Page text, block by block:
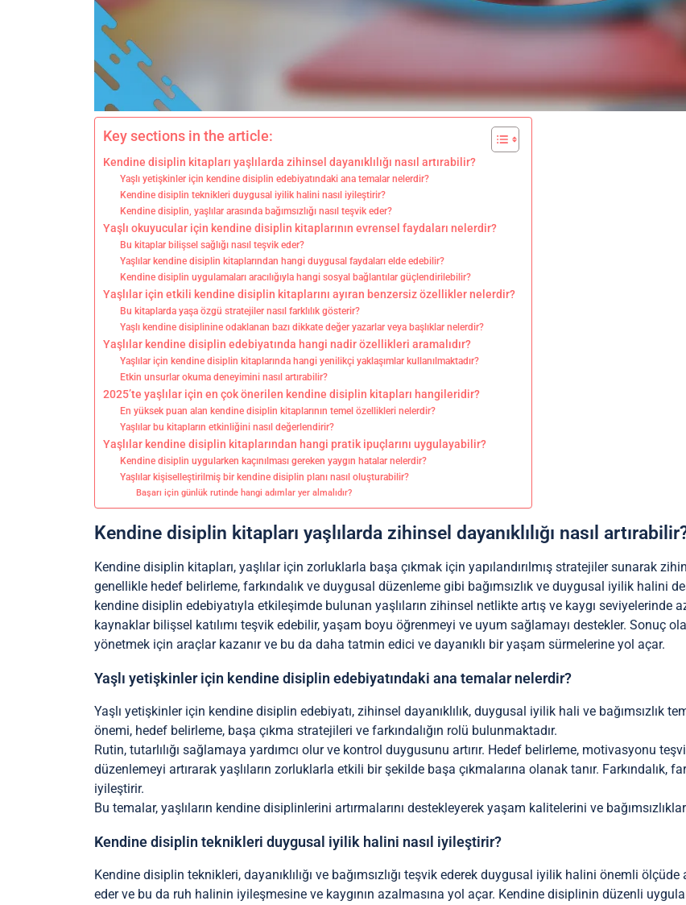
Key sections in the article:
Kendine disiplin kitapları yaşlılarda zihinsel dayanıklılığı nasıl artırabilir?
Yaşlı yetişkinler için kendine disiplin edebiyatındaki ana temalar nelerdir?
Kendine disiplin teknikleri duygusal iyilik halini nasıl iyileştirir?
Kendine disiplin, yaşlılar arasında bağımsızlığı nasıl teşvik eder?
Yaşlı okuyucular için kendine disiplin kitaplarının evrensel faydaları nelerdir?
Bu kitaplar bilişsel sağlığı nasıl teşvik eder?
Yaşlılar kendine disiplin kitaplarından hangi duygusal faydaları elde edebilir?
Kendine disiplin uygulamaları aracılığıyla hangi sosyal bağlantılar güçlendirilebilir?
Yaşlılar için etkili kendine disiplin kitaplarını ayıran benzersiz özellikler nelerdir?
Bu kitaplarda yaşa özgü stratejiler nasıl farklılık gösterir?
Yaşlı kendine disiplinine odaklanan bazı dikkate değer yazarlar veya başlıklar nelerdir?
Yaşlılar kendine disiplin edebiyatında hangi nadir özellikleri aramalıdır?
Yaşlılar için kendine disiplin kitaplarında hangi yenilikçi yaklaşımlar kullanılmaktadır?
Etkin unsurlar okuma deneyimini nasıl artırabilir?
2025’te yaşlılar için en çok önerilen kendine disiplin kitapları hangileridir?
En yüksek puan alan kendine disiplin kitaplarının temel özellikleri nelerdir?
Yaşlılar bu kitapların etkinliğini nasıl değerlendirir?
Yaşlılar kendine disiplin kitaplarından hangi pratik ipuçlarını uygulayabilir?
Kendine disiplin uygularken kaçınılması gereken yaygın hatalar nelerdir?
Yaşlılar kişiselleştirilmiş bir kendine disiplin planı nasıl oluşturabilir?
Başarı için günlük rutinde hangi adımlar yer almalıdır?
Kendine disiplin kitapları yaşlılarda zihinsel dayanıklılığı nasıl
Kendine disiplin kitapları, yaşlılar için zorluklarla başa çıkmak için yapılandırılmış stratejiler sunarak
genellikle hedef belirleme, farkındalık ve duygusal düzenleme gibi bağımsızlık ve duygusal iyilik halini
kendine disiplin edebiyatıyla etkileşimde bulunan yaşlıların zihinsel netlikte artış ve kaygı seviyelerinde
kaynaklar bilişsel katılımı teşvik edebilir, yaşam boyu öğrenmeyi ve uyum sağlamayı destekler. Sonuç
yönetmek için araçlar kazanır ve bu da daha tatmin edici ve dayanıklı bir yaşam sürmelerine yol açar.
Yaşlı yetişkinler için kendine disiplin edebiyatındaki ana temalar nelerdir?
Yaşlı yetişkinler için kendine disiplin edebiyatı, zihinsel dayanıklılık, duygusal iyilik hali ve bağımsızlık
önemi, hedef belirleme, başa çıkma stratejileri ve farkındalığın rolü bulunmaktadır.
Rutin, tutarlılığı sağlamaya yardımcı olur ve kontrol duygusunu artırır. Hedef belirleme, motivasyonu
düzenlemeyi artırarak yaşlıların zorluklarla etkili bir şekilde başa çıkmalarına olanak tanır. Farkındalık,
iyileştirir.
Bu temalar, yaşlıların kendine disiplinlerini artırmalarını destekleyerek yaşam kalitelerini ve
Kendine disiplin teknikleri duygusal iyilik halini nasıl iyileştirir?
Kendine disiplin teknikleri, dayanıklılığı ve bağımsızlığı teşvik ederek duygusal iyilik halini önemli
eder ve bu da ruh halinin iyileşmesine ve kaygının azalmasına yol açar. Kendine disiplinin düzenli